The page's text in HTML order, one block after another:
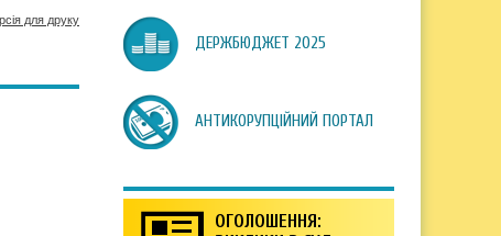
для друку
ДЕРЖБЮДЖЕТ 2025
АНТИКОРУПЦІЙНИЙ ПОРТАЛ
ОГОЛОШЕННЯ: